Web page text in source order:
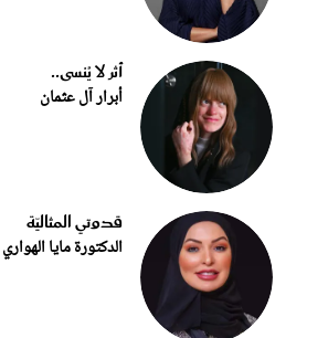
أثر لا يُنسى..
أبرار آل عثمان
قدوتي المثاليّة
الدكتورة مايا الهواري